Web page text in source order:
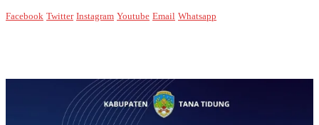
Facebook Twitter Instagram Youtube Email Whatsapp